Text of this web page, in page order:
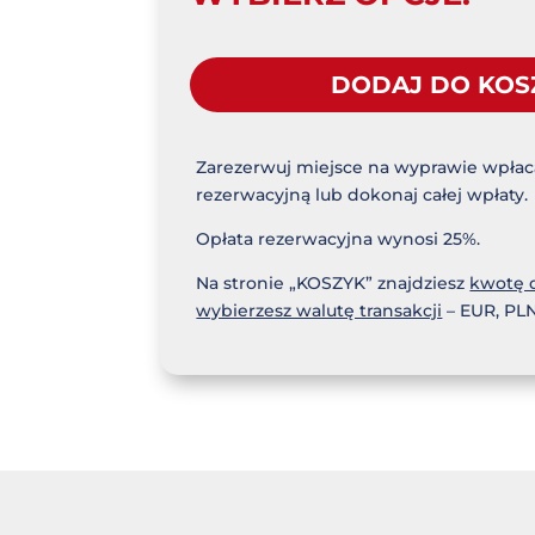
DODAJ DO
Zarezerwuj miejsce na wyprawie
rezerwacyjną lub dokonaj całej wpłaty.
Opłata rezerwacyjna wynosi 25%.
Na stronie „KOSZYK” znajdziesz kwotę
wybierzesz walutę transakcji– EUR,
?? Jako
?? I…
Chociaż
tylko
wpaść